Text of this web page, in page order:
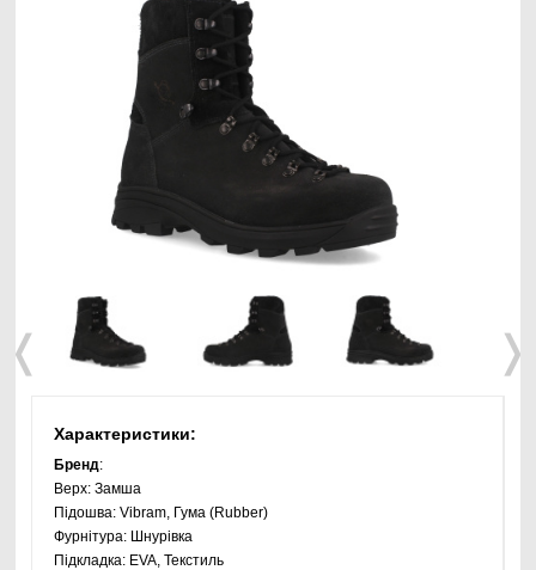
❬ ❭
Характеристики:
Бренд:
Верх:Замша
Підошва:Vibram, Гума (Rubber)
Фурнітура: Шнурівка
Підкладка: EVA, Текстиль